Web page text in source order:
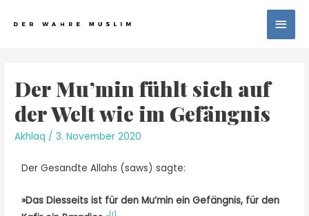
Der Mu’min fühlt sich auf
der Welt wie im Gefängnis
Akhlaq /3. November 2020
Der Gesandte Allahs (saws) sagte:
»Das Diesseits ist für den Mu’min ein Gefängnis, für den